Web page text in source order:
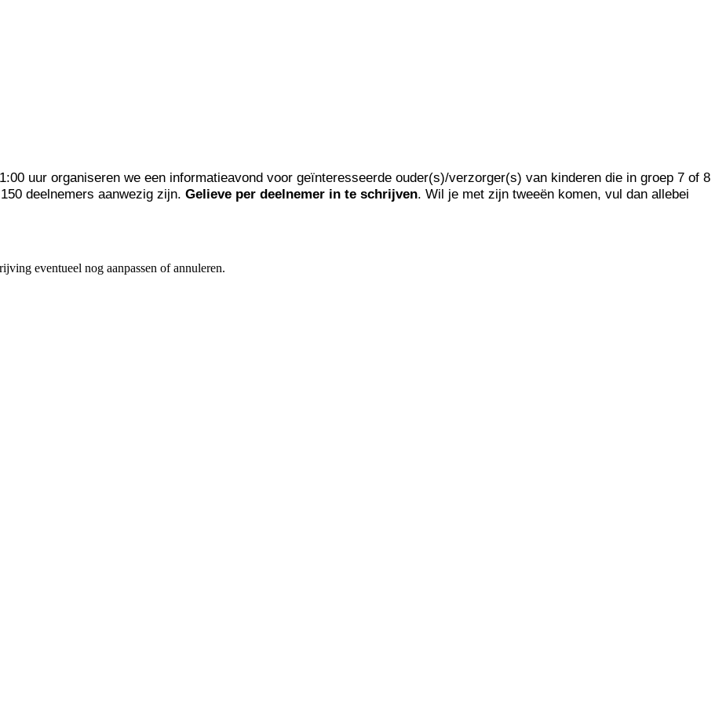
uur organiseren we een informatieavond voor geïnteresseerde ouder(s)/verzorger(s) van kinderen die in groep 7 of 8
deelnemers aanwezig zijn. Gelieve per deelnemer in te schrijven. Wil je met zijn tweeën komen, vul dan allebei
eventueel nog aanpassen of annuleren.